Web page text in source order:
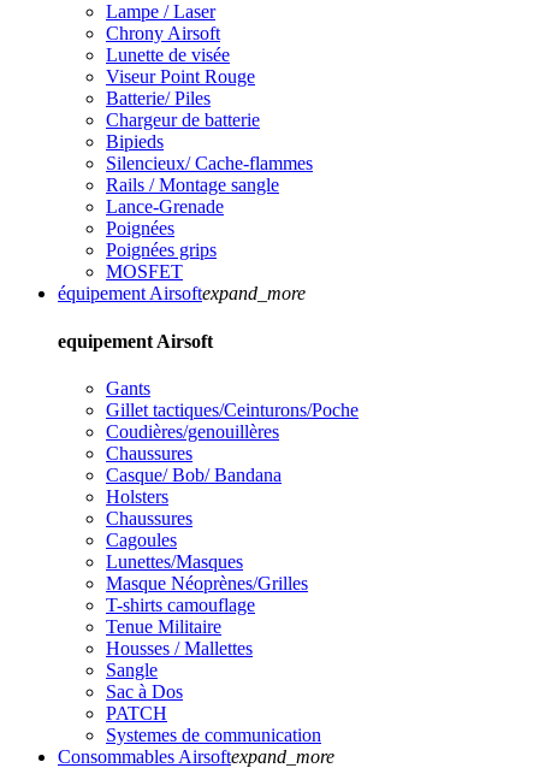
Lampe / Laser
Chrony Airsoft
Lunette de visée
Viseur Point Rouge
Batterie/ Piles
Chargeur de batterie
Bipieds
Silencieux/ Cache-flammes
Rails / Montage sangle
Lance-Grenade
Poignées
Poignées grips
MOSFET
équipement Airsoftexpand_more
equipement Airsoft
Gants
Gillet tactiques/Ceinturons/Poche
Coudières/genouillères
Chaussures
Casque/ Bob/ Bandana
Holsters
Chaussures
Cagoules
Lunettes/Masques
Masque Néoprènes/Grilles
T-shirts camouflage
Tenue Militaire
Housses / Mallettes
Sangle
Sac à Dos
PATCH
Systemes de communication
Consommables Airsoftexpand_more